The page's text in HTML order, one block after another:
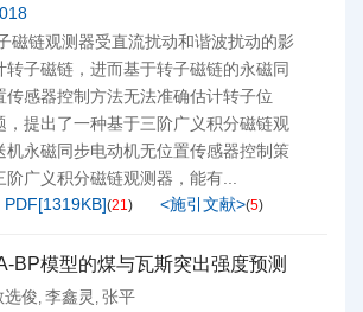
磁链观测器受直流扰动和谐波扰动的影
转子磁链，进而基于转子磁链的永磁同
传感器控制方法无法准确估计转子位
，提出了一种基于三阶广义积分磁链观
机永磁同步电动机无位置传感器控制策
广义积分磁链观测器，能有...
PDF[1319KB](21) <施引文献>(5)
BP模型的煤与瓦斯突出强度预测
选俊, 李鑫灵 , 张平